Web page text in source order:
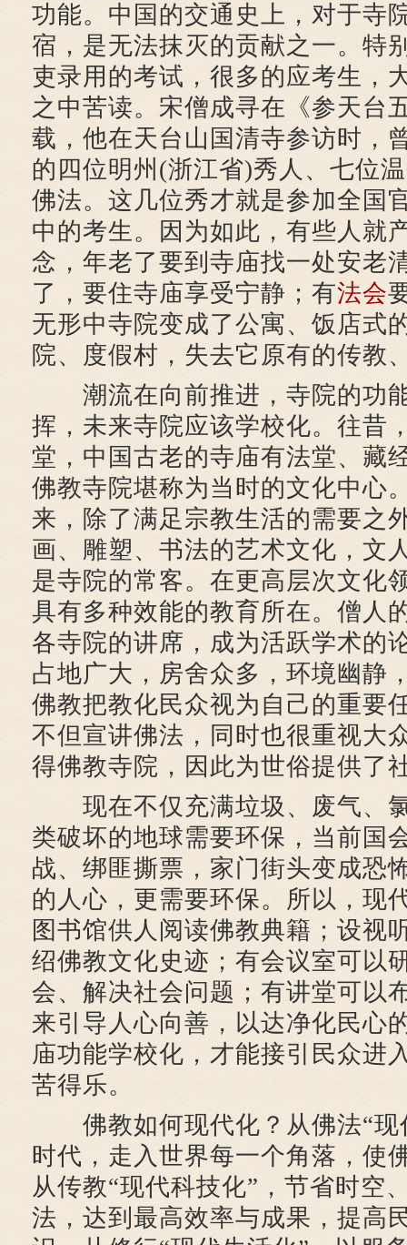
功能。中国的交通史上，对于寺
宿，是无法抹灭的贡献之一。特
吏录用的考试，很多的应考生，
之中苦读。宋僧成寻在《参天台
载，他在天台山国清寺参访时，
的四位明州(浙江省)秀人、七位
佛法。这几位秀才就是参加全国
中的考生。因为如此，有些人就
念，年老了要到寺庙找一处安老
了，要住寺庙享受宁静；有法会
无形中寺院变成了公寓、饭店式
院、度假村，失去它原有的传教
潮流在向前推进，寺院的功
挥，未来寺院应该学校化。往昔
堂，中国古老的寺庙有法堂、藏
佛教寺院堪称为当时的文化中心
来，除了满足宗教生活的需要之
画、雕塑、书法的艺术文化，文
是寺院的常客。在更高层次文化
具有多种效能的教育所在。僧人
各寺院的讲席，成为活跃学术的
占地广大，房舍众多，环境幽静
佛教把教化民众视为自己的重要
不但宣讲佛法，同时也很重视大
得佛教寺院，因此为世俗提供了
现在不仅充满垃圾、废气、
类破坏的地球需要环保，当前国
战、绑匪撕票，家门街头变成恐
的人心，更需要环保。所以，现
图书馆供人阅读佛教典籍；设视
绍佛教文化史迹；有会议室可以
会、解决社会问题；有讲堂可以
来引导人心向善，以达净化民心
庙功能学校化，才能接引民众进
苦得乐。
佛教如何现代化？从佛法“现
时代，走入世界每一个角落，使
从传教“现代科技化”，节省时空
法，达到最高效率与成果，提高